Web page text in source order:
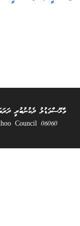
މާޅޮސްމަޑުލު ދެކުނުބުރީ
06060 All Rights Reserved @ 2025 Dharavandhoo Council